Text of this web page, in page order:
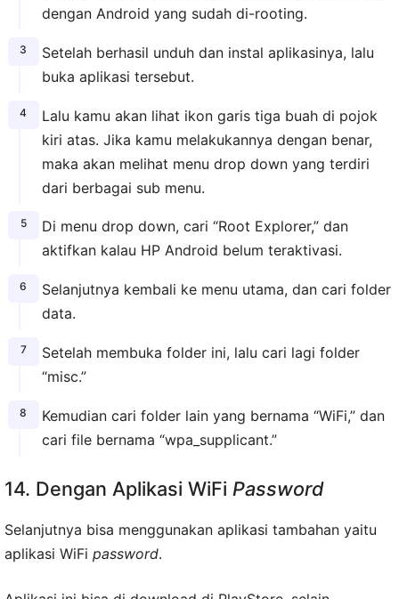
dengan Android yang sudah di-rooting.
Setelah berhasil unduh dan instal aplikasinya, lalu
buka aplikasi tersebut.
Lalu kamu akan lihat ikon garis tiga buah di pojok
kiri atas. Jika kamu melakukannya dengan benar,
maka akan melihat menu drop down yang terdiri
dari berbagai sub menu.
Di menu drop down, cari “Root Explorer,” dan
aktifkan kalau HP Android belum teraktivasi.
Selanjutnya kembali ke menu utama, dan cari folder
data.
Setelah membuka folder ini, lalu cari lagi folder
“misc.”
Kemudian cari folder lain yang bernama “WiFi,” dan
cari file bernama “wpa_supplicant.”
14. Dengan Aplikasi WiFi Password
Selanjutnya bisa menggunakan aplikasi tambahan yaitu
aplikasi WiFi password.